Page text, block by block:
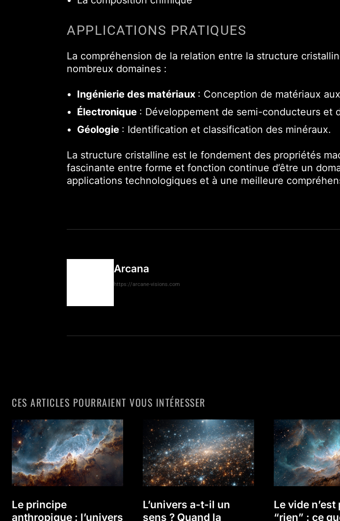
APPLICATIONS PRATIQUES
La compréhension de la relation entre la structure
nombreux domaines :
Ingénierie des matériaux : Conception de matériaux
Électronique : Développement de semi-conducteurs et
Géologie : Identification et classification des minéraux.
La structure cristalline est le fondement des propriétés
fascinante entre forme et fonction continue d’être un
applications technologiques et à une meilleure
Arcana
https://arcane-visions.com
CES ARTICLES POURRAIENT VOUS INTÉRESSER
Le principe
anthropique : l’univers
L’univers a-t-il un
sens ? Quand la
Le vide n’est
“rien” : ce